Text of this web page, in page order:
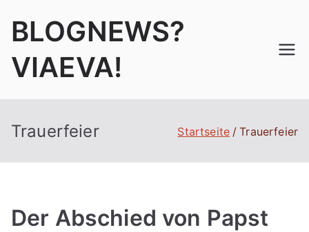
InhaltBLOGNEWS?
VIAEVA!
Trauerfeier Startseite Trauerfeier
Der Abschied von Papst